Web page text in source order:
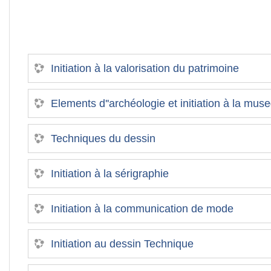
Initiation à la valorisation du patrimoine
Elements d''archéologie et initiation à la
Techniques du dessin
Initiation à la sérigraphie
Initiation à la communication de mode
Initiation au dessin Technique